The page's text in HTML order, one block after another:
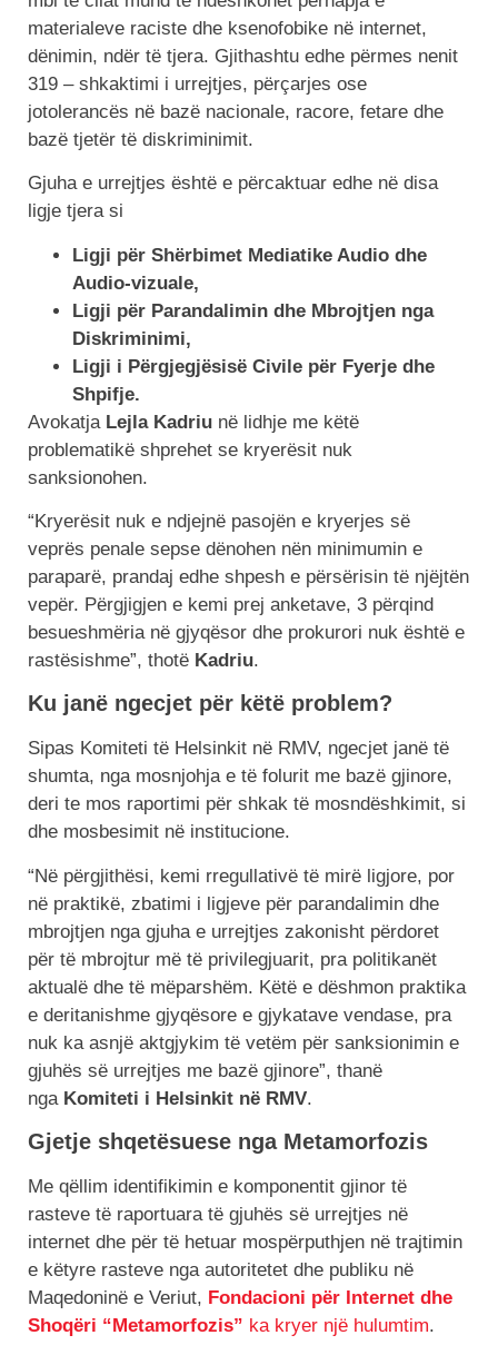
materialeve raciste dhe ksenofobike në internet,
dënimin, ndër të tjera. Gjithashtu edhe përmes nenit
319 – shkaktimi i urrejtjes, përçarjes ose
jotolerancës në bazë nacionale, racore, fetare dhe
bazë tjetër të diskriminimit.
Gjuha e urrejtjes është e përcaktuar edhe në disa
ligje tjera si
Ligji për Shërbimet Mediatike Audio dhe
Audio-vizuale,
Ligji për Parandalimin dhe Mbrojtjen nga
Diskriminimi,
Ligji i Përgjegjësisë Civile për Fyerje dhe
Shpifje.
Avokatja Lejla Kadriu në lidhje me këtë
problematikë shprehet se kryerësit nuk
sanksionohen.
“Kryerësit nuk e ndjejnë pasojën e kryerjes së
veprës penale sepse dënohen nën minimumin e
paraparë, prandaj edhe shpesh e përsërisin të njëjtën
vepër. Përgjigjen e kemi prej anketave, 3 përqind
besueshmëria në gjyqësor dhe prokurori nuk është e
rastësishme”, thotë Kadriu.
Ku janë ngecjet për këtë problem?
Sipas Komiteti të Helsinkit në RMV, ngecjet janë të
shumta, nga mosnjohja e të folurit me bazë gjinore,
deri te mos raportimi për shkak të mosndëshkimit, si
dhe mosbesimit në institucione.
“Në përgjithësi, kemi rregullativë të mirë ligjore, por
në praktikë, zbatimi i ligjeve për parandalimin dhe
mbrojtjen nga gjuha e urrejtjes zakonisht përdoret
për të mbrojtur më të privilegjuarit, pra politikanët
aktualë dhe të mëparshëm. Këtë e dëshmon praktika
e deritanishme gjyqësore e gjykatave vendase, pra
nuk ka asnjë aktgjykim të vetëm për sanksionimin e
gjuhës së urrejtjes me bazë gjinore”, thanë
nga Komiteti i Helsinkit në RMV.
Gjetje shqetësuese nga Metamorfozis
Me qëllim identifikimin e komponentit gjinor të
rasteve të raportuara të gjuhës së urrejtjes në
internet dhe për të hetuar mospërputhjen në trajtimin
e këtyre rasteve nga autoritetet dhe publiku në
Maqedoninë e Veriut, Fondacioni për Internet dhe
Shoqëri “Metamorfozis” ka kryer një hulumtim.